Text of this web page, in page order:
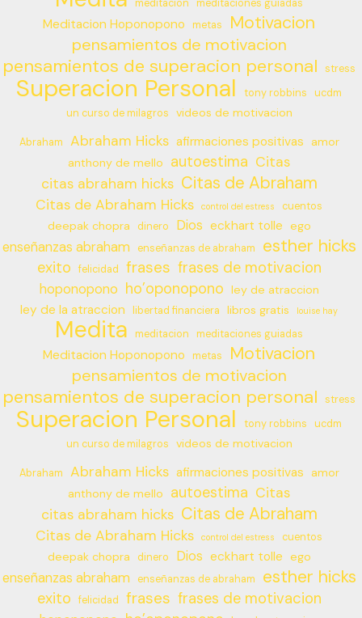
meditacion meditaciones guiadas
Meditacion Hoponopono metas Motivacion
pensamientos de motivacion
pensamientos de superacion personal stress
Superacion Personal tony robbins
ucdm
un curso de milagros
videos de motivacion
Abraham Abraham Hicks afirmaciones positivas
amor
anthony de mello
autoestima Citas
citas abraham hicks Citas de Abraham
Citas de Abraham Hicks control del estress cuentos
deepak chopra dinero Dios eckhart tolle ego
enseñanzas abraham enseñanzas de abraham esther hicks
exito felicidad frases frases de motivacion
hoponopono ho’oponopono ley de atraccion
ley de la atraccion libertad financiera libros gratis louise hay
Medita meditacion meditaciones guiadas
Meditacion Hoponopono metas Motivacion
pensamientos de motivacion
pensamientos de superacion personal stress
Superacion Personal tony robbins
ucdm
un curso de milagros
videos de motivacion
Abraham Abraham Hicks afirmaciones positivas
amor
anthony de mello
autoestima Citas
citas abraham hicks Citas de Abraham
Citas de Abraham Hicks control del estress cuentos
deepak chopra dinero Dios eckhart tolle ego
enseñanzas abraham enseñanzas de abraham esther hicks
exito felicidad frases frases de motivacion